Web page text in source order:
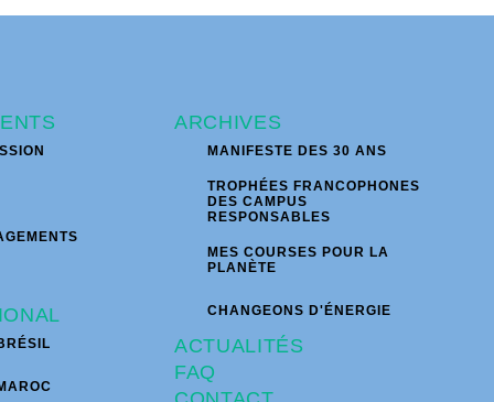
ARCHIVES
MANIFESTE DES 30 ANS
TROPHÉES FRANCOPHONES
DES CAMPUS
RESPONSABLES
MES COURSES POUR LA
PLANÈTE
CHANGEONS D'ÉNERGIE
ACTUALITÉS
FAQ